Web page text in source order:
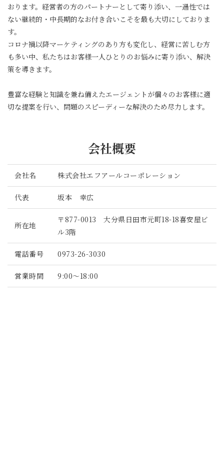
おります。経営者の方のパートナーとして寄り添い、一過性では
ない継続的・中長期的なお付き合いこそを最も大切にしておりま
す。
コロナ禍以降マーケティングのあり方も変化し、経営に苦しむ方
も多い中、私たちはお客様一人ひとりのお悩みに寄り添い、解決
策を導きます。
豊富な経験と知識を兼ね備えたエージェントが個々のお客様に適
切な提案を行い、問題のスピーディーな解決のため尽力します。
会社概要
会社名 株式会社エフアールコーポレーション
代表 坂本 幸広
所在地
〒877-0013 大分県日田市元町18-18喜安屋ビ
ル3階
電話番号 0973-26-3030
営業時間 9:00～18:00